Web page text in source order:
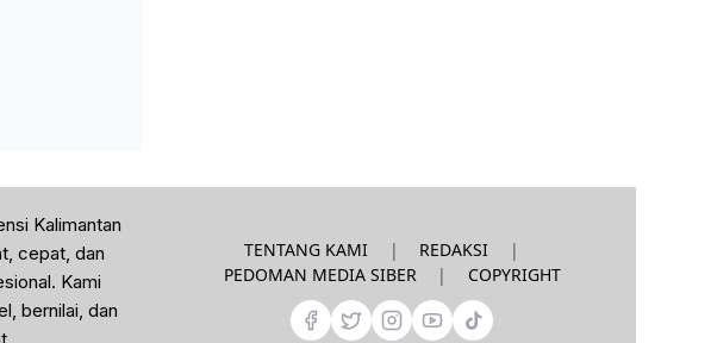
Kalimantan
cepat, dan
Kami
bernilai, dan
TENTANG KAMI | REDAKSI
|
PEDOMAN MEDIA SIBER
| COPYRIGHT